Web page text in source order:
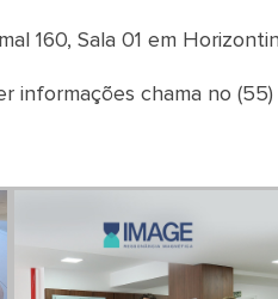
160, Sala 01 em
informações chama no (55)